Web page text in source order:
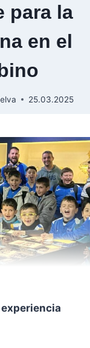
para la
en el
25.03.2025